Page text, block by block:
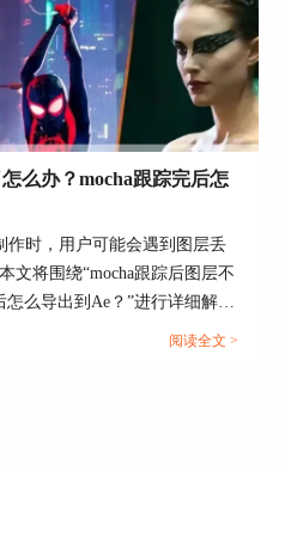
3：DaVinci Resolve
多应用
以与其他软件无缝集成，
Cut Pro等，为影视制
效的选择。
拥有丰富的功能，它不
么办？mocha跟踪完后怎
作时，用户可能会遇到图层丢
文将围绕“mocha跟踪后图层不
怎么导出到Ae？”进行详细解
阅读全文 >